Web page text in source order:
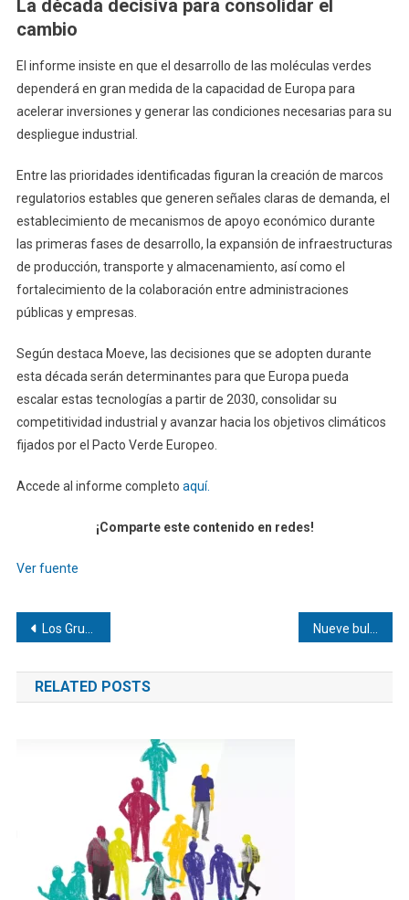
La década decisiva para consolidar el
cambio
El informe insiste en que el desarrollo de las moléculas verdes
dependerá en gran medida de la capacidad de Europa para
acelerar inversiones y generar las condiciones necesarias para su
despliegue industrial.
Entre las prioridades identificadas figuran la creación de marcos
regulatorios estables que generen señales claras de demanda, el
establecimiento de mecanismos de apoyo económico durante
las primeras fases de desarrollo, la expansión de infraestructuras
de producción, transporte y almacenamiento, así como el
fortalecimiento de la colaboración entre administraciones
públicas y empresas.
Según destaca Moeve, las decisiones que se adopten durante
esta década serán determinantes para que Europa pueda
escalar estas tecnologías a partir de 2030, consolidar su
competitividad industrial y avanzar hacia los objetivos climáticos
fijados por el Pacto Verde Europeo.
Accede al informe completo aquí.
¡Comparte este contenido en redes!
Ver fuente
Navegación
de
entradas
Los Grupos A, B y C definen sus clasificados a los 16avos del Mundial Nueve bulos sobre el cáncer de próstata que pueden perjudicar tu salud
RELATED POSTS